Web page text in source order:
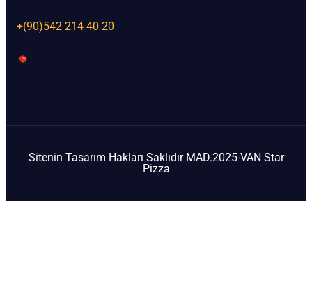
+(90)542 214 40 20
Sitenin Tasarım Hakları Saklıdır MAD.2025-VAN Star
Pizza